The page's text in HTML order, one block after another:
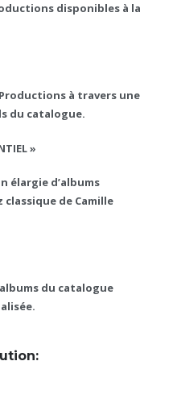
disponibles à la
à travers une
du catalogue.
»
élargie d’albums
de Camille
du catalogue